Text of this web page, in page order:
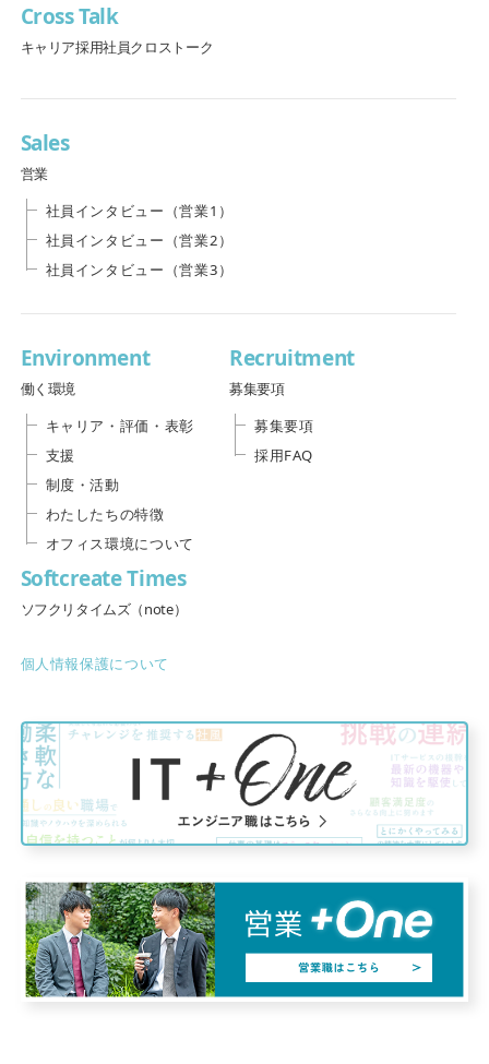
Cross Talk
キャリア採用社員クロストーク
Sales
営業
社員インタビュー（営業1）
社員インタビュー（営業2）
社員インタビュー（営業3）
Environment
働く環境
キャリア・評価・表彰
支援
制度・活動
わたしたちの特徴
オフィス環境について
Softcreate Times
ソフクリタイムズ（note）
Recruitment
募集要項
募集要項
採用FAQ
個人情報保護について